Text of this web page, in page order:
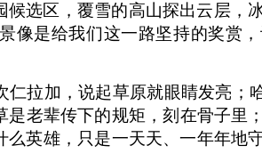
选区，覆雪的高山探出云层，
像是给我们这一路坚持的奖赏
拉加，说起草原就眼睛发亮；
是老辈传下的规矩，刻在骨子
英雄，只是一天天、一年年地